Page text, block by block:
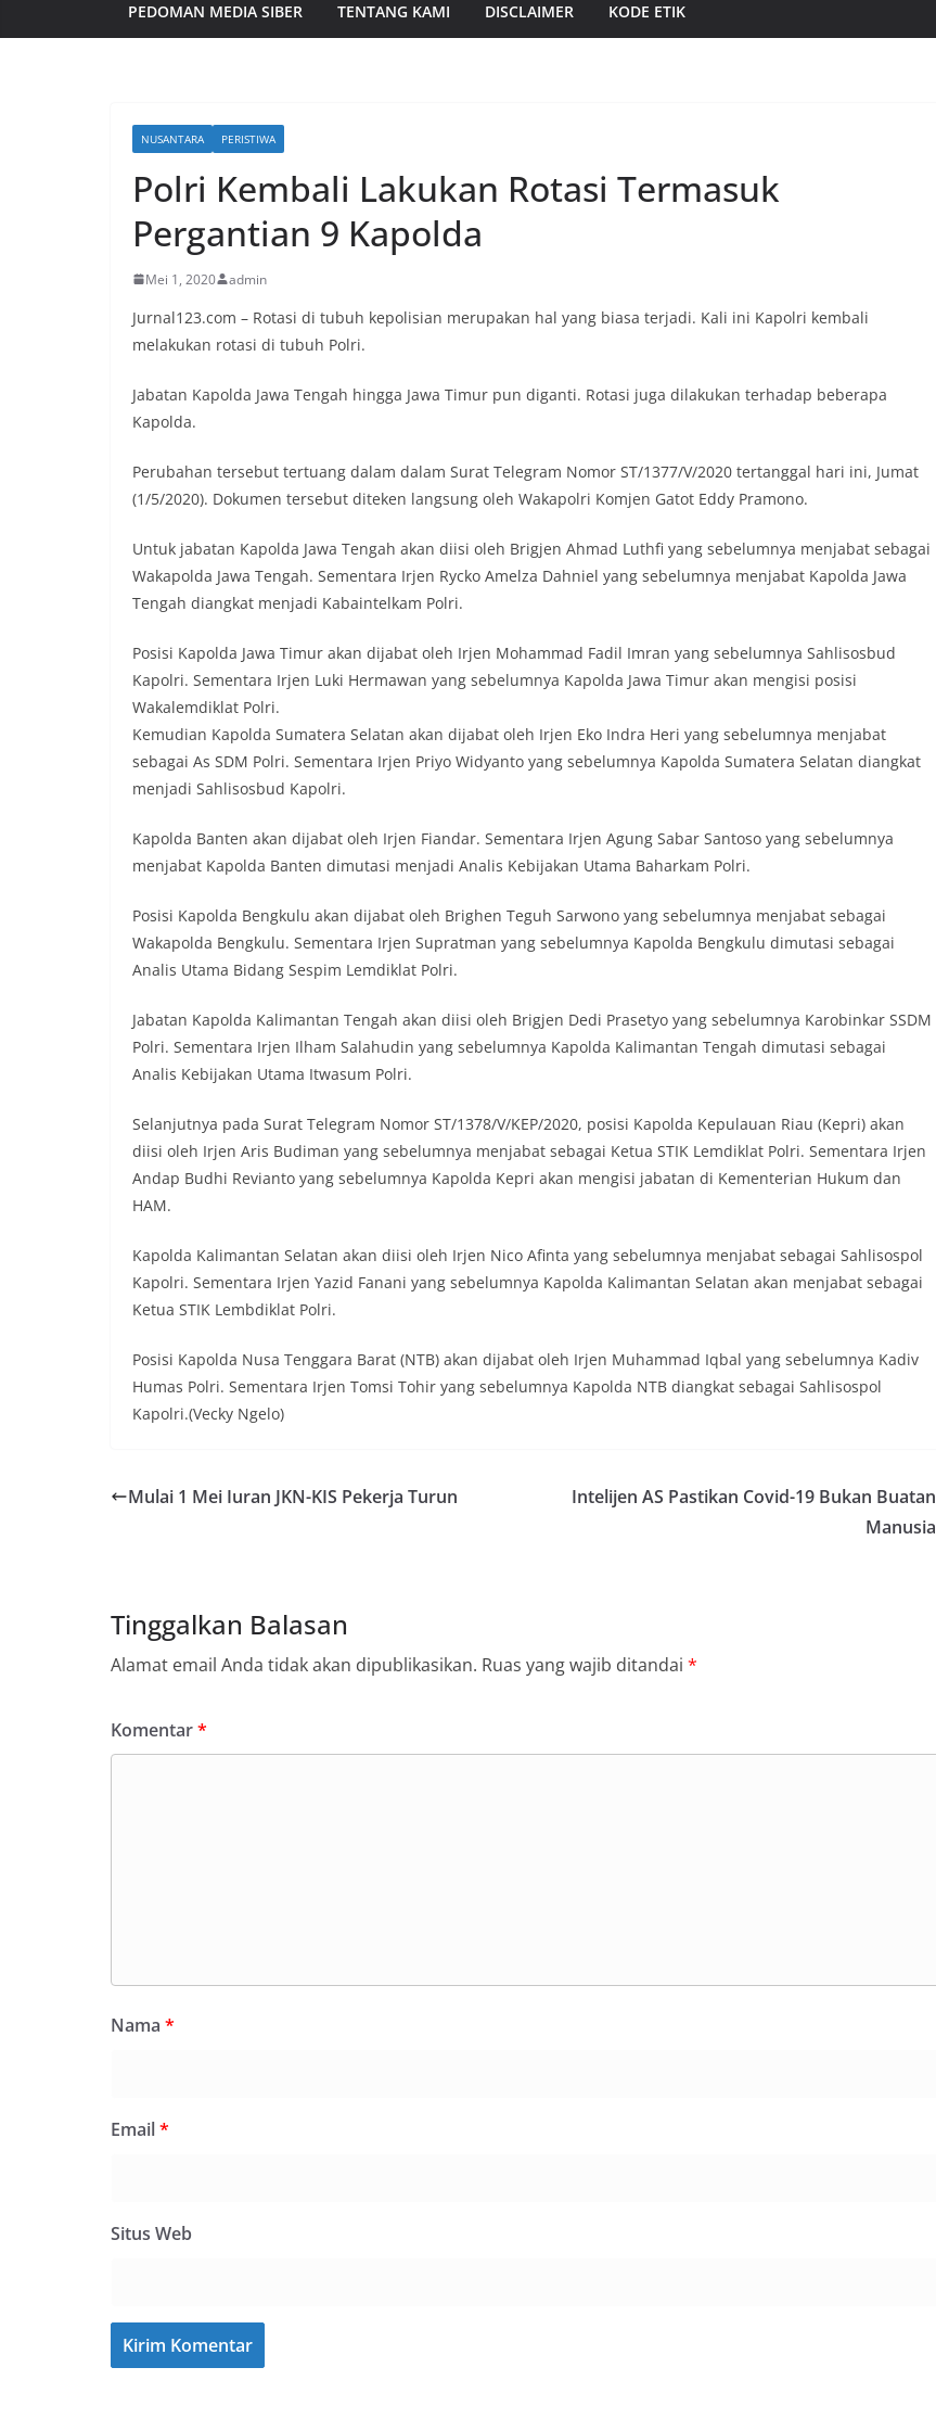
PEDOMAN MEDIA SIBER TENTANG KAMI DISCLAIMER KODE ETIK
NUSANTARA PERISTIWA
Polri Kembali Lakukan Rotasi Termasuk
Pergantian 9 Kapolda
Mei 1, 2020 admin
Jurnal123.com – Rotasi di tubuh kepolisian merupakan hal yang biasa terjadi. Kali ini Kapolri kembali
melakukan rotasi di tubuh Polri.
Jabatan Kapolda Jawa Tengah hingga Jawa Timur pun diganti. Rotasi juga dilakukan terhadap beberapa
Kapolda.
Perubahan tersebut tertuang dalam dalam Surat Telegram Nomor ST/1377/V/2020 tertanggal hari ini, Jumat
(1/5/2020). Dokumen tersebut diteken langsung oleh Wakapolri Komjen Gatot Eddy Pramono.
Untuk jabatan Kapolda Jawa Tengah akan diisi oleh Brigjen Ahmad Luthfi yang sebelumnya menjabat sebagai
Wakapolda Jawa Tengah. Sementara Irjen Rycko Amelza Dahniel yang sebelumnya menjabat Kapolda Jawa
Tengah diangkat menjadi Kabaintelkam Polri.
Posisi Kapolda Jawa Timur akan dijabat oleh Irjen Mohammad Fadil Imran yang sebelumnya Sahlisosbud
Kapolri. Sementara Irjen Luki Hermawan yang sebelumnya Kapolda Jawa Timur akan mengisi posisi
Wakalemdiklat Polri.
Kemudian Kapolda Sumatera Selatan akan dijabat oleh Irjen Eko Indra Heri yang sebelumnya menjabat
sebagai As SDM Polri. Sementara Irjen Priyo Widyanto yang sebelumnya Kapolda Sumatera Selatan diangkat
menjadi Sahlisosbud Kapolri.
Kapolda Banten akan dijabat oleh Irjen Fiandar. Sementara Irjen Agung Sabar Santoso yang sebelumnya
menjabat Kapolda Banten dimutasi menjadi Analis Kebijakan Utama Baharkam Polri.
Posisi Kapolda Bengkulu akan dijabat oleh Brighen Teguh Sarwono yang sebelumnya menjabat sebagai
Wakapolda Bengkulu. Sementara Irjen Supratman yang sebelumnya Kapolda Bengkulu dimutasi sebagai
Analis Utama Bidang Sespim Lemdiklat Polri.
Jabatan Kapolda Kalimantan Tengah akan diisi oleh Brigjen Dedi Prasetyo yang sebelumnya Karobinkar SSDM
Polri. Sementara Irjen Ilham Salahudin yang sebelumnya Kapolda Kalimantan Tengah dimutasi sebagai
Analis Kebijakan Utama Itwasum Polri.
Selanjutnya pada Surat Telegram Nomor ST/1378/V/KEP/2020, posisi Kapolda Kepulauan Riau (Kepri) akan
diisi oleh Irjen Aris Budiman yang sebelumnya menjabat sebagai Ketua STIK Lemdiklat Polri. Sementara Irjen
Andap Budhi Revianto yang sebelumnya Kapolda Kepri akan mengisi jabatan di Kementerian Hukum dan
HAM.
Kapolda Kalimantan Selatan akan diisi oleh Irjen Nico Afinta yang sebelumnya menjabat sebagai Sahlisospol
Kapolri. Sementara Irjen Yazid Fanani yang sebelumnya Kapolda Kalimantan Selatan akan menjabat sebagai
Ketua STIK Lembdiklat Polri.
Posisi Kapolda Nusa Tenggara Barat (NTB) akan dijabat oleh Irjen Muhammad Iqbal yang sebelumnya Kadiv
Humas Polri. Sementara Irjen Tomsi Tohir yang sebelumnya Kapolda NTB diangkat sebagai Sahlisospol
Kapolri.(Vecky Ngelo)
Mulai 1 Mei Iuran JKN-KIS Pekerja Turun
Intelijen AS Pastikan Covid-19 Bukan Buatan
Manusia
Tinggalkan Balasan
Alamat email Anda tidak akan dipublikasikan. Ruas yang wajib ditandai *
Komentar*
Nama *
Email*
Situs Web